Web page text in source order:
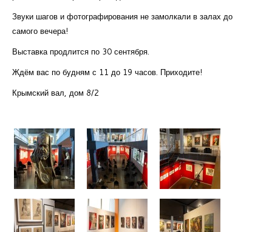
Звуки шагов и фотографирования не замолкали в залах до
самого вечера!
Выставка продлится по 30 сентября.
Ждём вас по будням с 11 до 19 часов. Приходите!
Крымский вал, дом 8/2